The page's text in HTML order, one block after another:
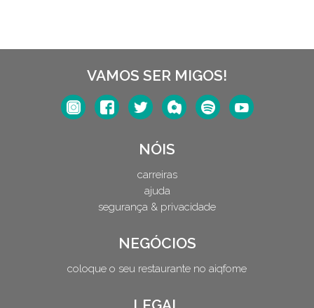
VAMOS SER MIGOS!
NÓIS
carreiras
ajuda
segurança & privacidade
NEGÓCIOS
coloque o seu restaurante no aiqfome